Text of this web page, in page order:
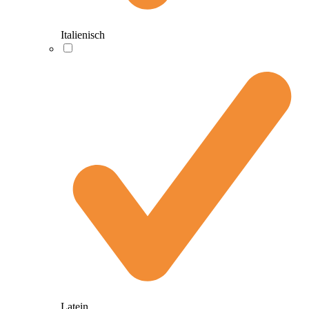
Italienisch
Latein